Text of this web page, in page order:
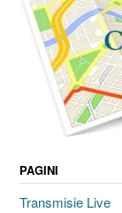
PAGINI
Transmisie Live